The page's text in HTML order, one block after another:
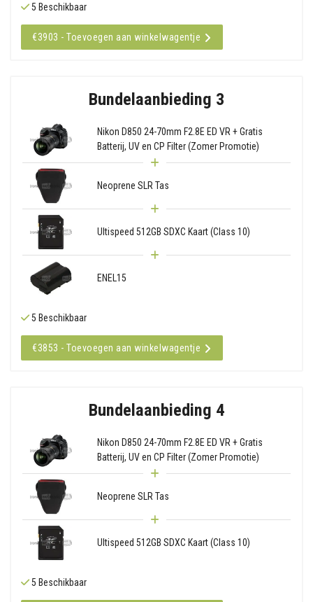
5 Beschikbaar
€3903 - Toevoegen aan winkelwagentje
Bundelaanbieding 3
Nikon D850 24-70mm F2.8E ED VR + Gratis
Batterij, UV en CP Filter (Zomer Promotie)
Neoprene SLR Tas
Ultispeed 512GB SDXC Kaart (Class 10)
ENEL15
5 Beschikbaar
€3853 - Toevoegen aan winkelwagentje
Bundelaanbieding 4
Nikon D850 24-70mm F2.8E ED VR + Gratis
Batterij, UV en CP Filter (Zomer Promotie)
Neoprene SLR Tas
Ultispeed 512GB SDXC Kaart (Class 10)
5 Beschikbaar